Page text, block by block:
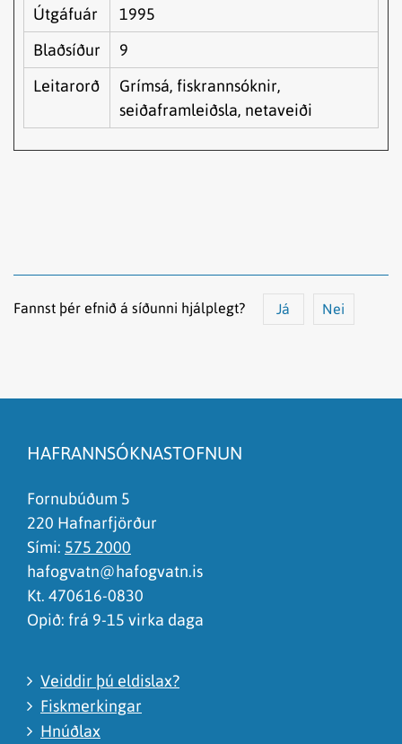
Útgáfuár
1995
Blaðsíður
9
Leitarorð
Grímsá, fiskrannsóknir,
seiðaframleiðsla, netaveiði
Fannst þér efnið á síðunni hjálplegt? Já Nei
Það er of mikið efni á síðunni
Ég skil ekki efnið, finnst það of flókið
HAFRANNSÓKNASTOFNUN
Fornubúðum 5
220 Hafnarfjörður
Sími: 575 2000
hafogvatn@hafogvatn.is
Kt. 470616-0830
Opið: frá 9-15 virka daga
Veiddir þú eldislax?
Fiskmerkingar
Hnúðlax